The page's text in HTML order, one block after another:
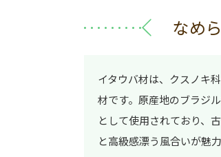
なめ
イタウバ材は、クスノキ
材です。原産地のブラジ
として使用されており、
と高級感漂う風合いが魅